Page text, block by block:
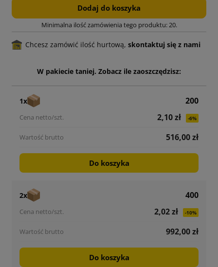
Dodaj do koszyka
Minimalna ilość zamówienia tego produktu: 20.
Chcesz zamówić ilość hurtową, skontaktuj się z nami
W pakiecie taniej. Zobacz ile zaoszczędzisz:
1x
200
2,10 zł
-6%
516,00 zł
Do koszyka
2x
400
2,02 zł
-10%
992,00 zł
Do koszyka